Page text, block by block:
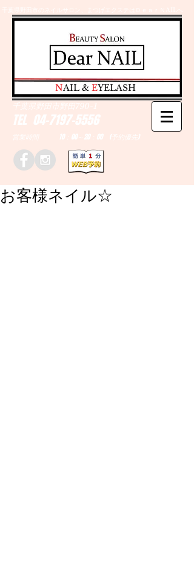
千葉県野田市のネイルサロン、まつげエクステはＤｅａｒＮAILへ
TEL 04-7197-5556
営業時間 10：00～20：00 (予約優先)
千葉県野田市野田790-1
​NAIL & EYELASH
お客様ネイル☆